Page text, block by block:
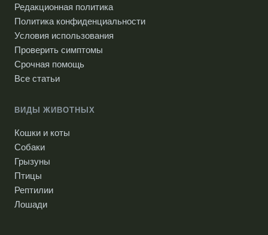
Редакционная политика
Политика конфиденциальности
Условия использования
Проверить симптомы
Срочная помощь
Все статьи
ВИДЫ ЖИВОТНЫХ
Кошки и коты
Собаки
Грызуны
Птицы
Рептилии
Лошади